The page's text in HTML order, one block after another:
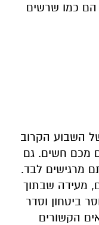
הם כמו שרשים
השבוע הקרוב
מכם חשים. גם
מרגישים לבד.
מעידה שבתוך
ביטחון וסדר
הקשורים